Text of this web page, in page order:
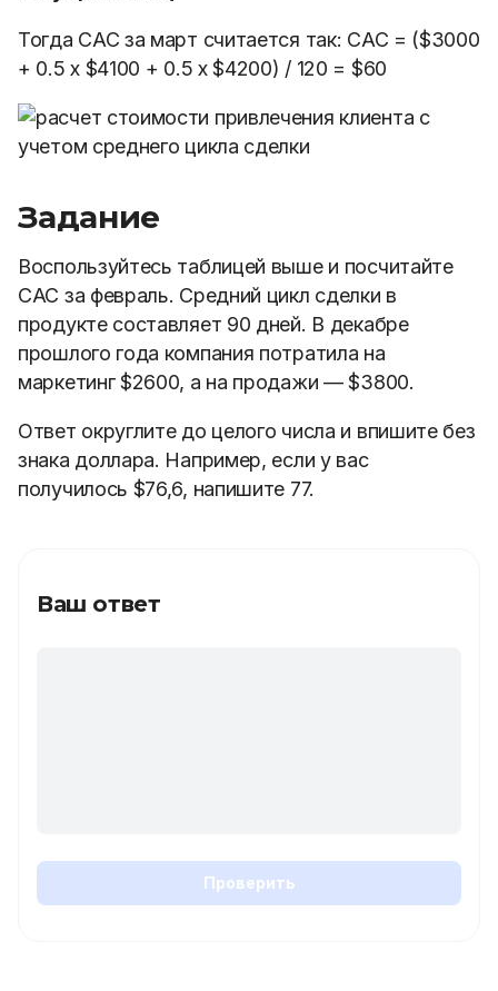
Тогда САС за март считается так: САС = ($3000
+ 0.5 х $4100 + 0.5 х $4200) / 120 = $60
Задание
Воспользуйтесь таблицей выше и посчитайте
САС за февраль. Средний цикл сделки в
продукте составляет 90 дней. В декабре
прошлого года компания потратила на
маркетинг $2600, а на продажи — $3800.
Ответ округлите до целого числа и впишите без
знака доллара. Например, если у вас
получилось $76,6, напишите 77.
Ваш ответ
Проверить